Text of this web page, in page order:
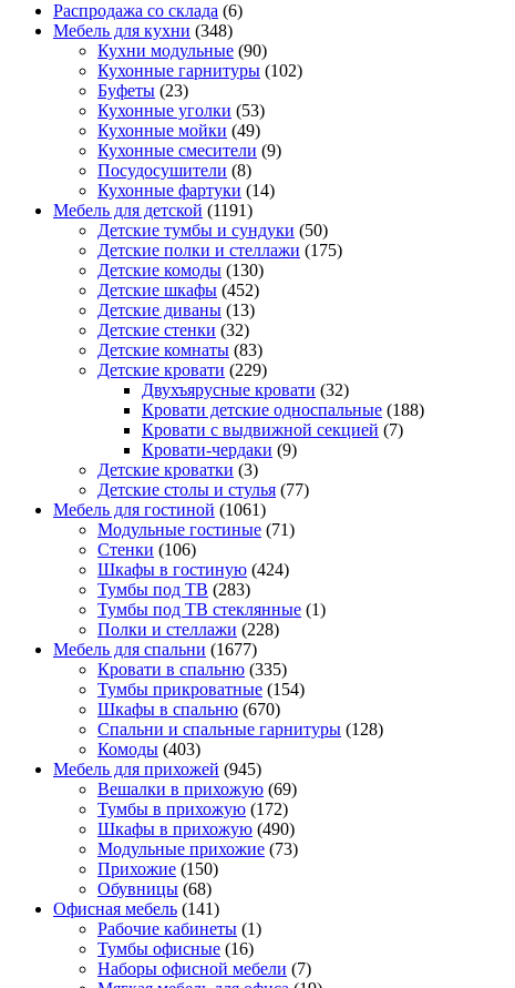
Распродажа со склада (6)
Мебель для кухни (348)
Кухни модульные (90)
Кухонные гарнитуры (102)
Буфеты (23)
Кухонные уголки (53)
Кухонные мойки (49)
Кухонные смесители (9)
Посудосушители (8)
Кухонные фартуки (14)
Мебель для детской (1191)
Детские тумбы и сундуки (50)
Детские полки и стеллажи (175)
Детские комоды (130)
Детские шкафы (452)
Детские диваны (13)
Детские стенки (32)
Детские комнаты (83)
Детские кровати (229)
Двухъярусные кровати (32)
Кровати детские односпальные (188)
Кровати с выдвижной секцией (7)
Кровати-чердаки (9)
Детские кроватки (3)
Детские столы и стулья (77)
Мебель для гостиной (1061)
Модульные гостиные (71)
Стенки (106)
Шкафы в гостиную (424)
Тумбы под ТВ (283)
Тумбы под ТВ стеклянные (1)
Полки и стеллажи (228)
Мебель для спальни (1677)
Кровати в спальню (335)
Тумбы прикроватные (154)
Шкафы в спальню (670)
Спальни и спальные гарнитуры (128)
Комоды (403)
Мебель для прихожей (945)
Вешалки в прихожую (69)
Тумбы в прихожую (172)
Шкафы в прихожую (490)
Модульные прихожие (73)
Прихожие (150)
Обувницы (68)
Офисная мебель (141)
Рабочие кабинеты (1)
Тумбы офисные (16)
Наборы офисной мебели (7)